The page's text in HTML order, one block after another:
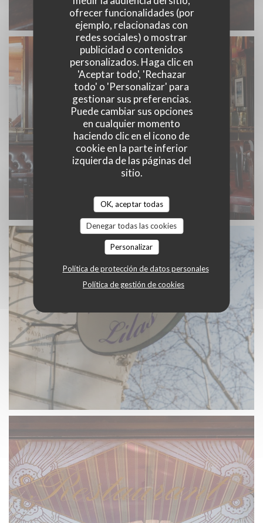
ofrecer funcionalidades (por
ejemplo, relacionadas con
redes sociales) o mostrar
publicidad o contenidos
personalizados. Haga clic en
'Aceptar todo', 'Rechazar
todo' o 'Personalizar' para
gestionar sus preferencias.
Puede cambiar sus opciones
en cualquier momento
haciendo clic en el icono de
cookie en la parte inferior
izquierda de las páginas del
sitio.
OK, aceptar todas
Denegar todas las cookies
Personalizar
Política de protección de datos personales
Política de gestión de cookies